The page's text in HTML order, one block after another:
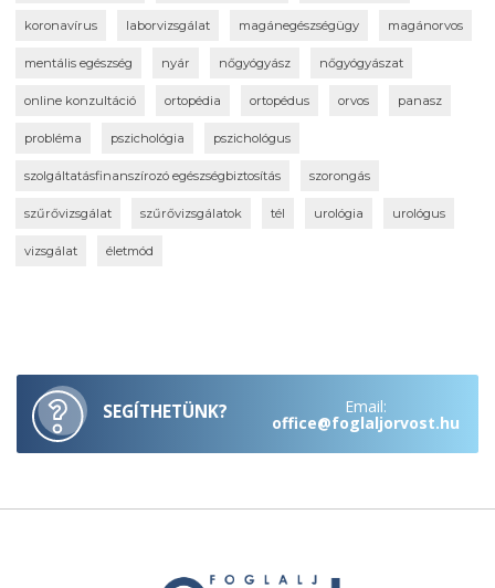
koronavírus laborvizsgálat magánegészségügy magánorvos
mentális egészség nyár nőgyógyász nőgyógyászat
online konzultáció ortopédia ortopédus orvos panasz
probléma pszichológia pszichológus
szolgáltatásfinanszírozó egészségbiztosítás szorongás
szűrővizsgálat szűrővizsgálatok tél urológia urológus
vizsgálat életmód
SEGÍTHETÜNK? Email:
office@foglaljorvost.hu